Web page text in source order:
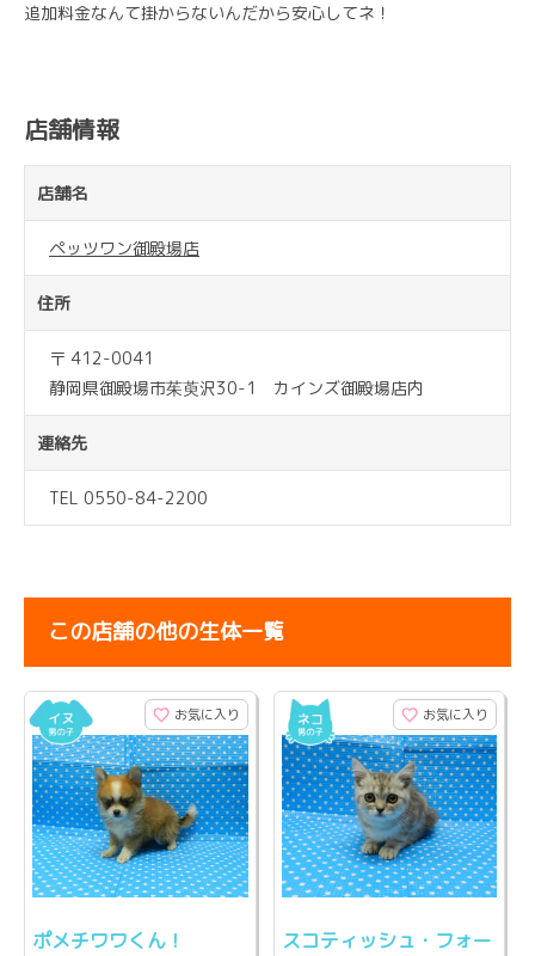
追加料金なんて掛からないんだから安心してネ！
店舗情報
店舗名
ペッツワン御殿場店
住所
〒 412-0041
静岡県御殿場市茱萸沢30-1 カインズ御殿場店内
連絡先
TEL 0550-84-2200
この店舗の他の生体一覧
お気に入り
ポメチワワくん！
お気に入り
スコティッシュ・フォー